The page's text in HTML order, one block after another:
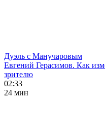
Дуэль с Манучаровым
Евгений Герасимов. Как
зрителю
02:33
24 мин